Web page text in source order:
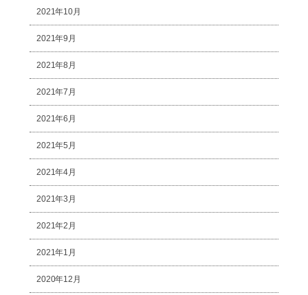
2021年10月
2021年9月
2021年8月
2021年7月
2021年6月
2021年5月
2021年4月
2021年3月
2021年2月
2021年1月
2020年12月